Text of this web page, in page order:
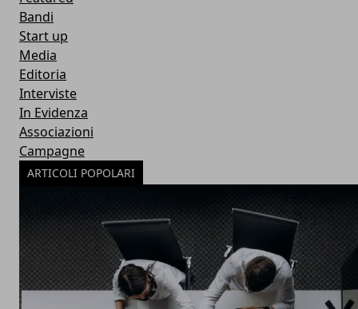
Bandi
Start up
Media
Editoria
Interviste
In Evidenza
Associazioni
Campagne
ARTICOLI POPOLARI